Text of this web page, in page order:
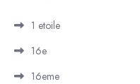
1 etoile
16e
16eme